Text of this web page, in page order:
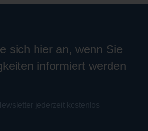
sich hier an, wenn Sie
informiert werden
jederzeit kostenlos